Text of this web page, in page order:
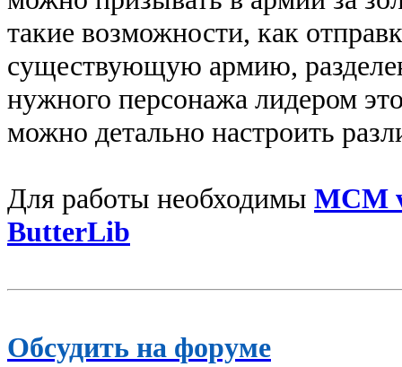
такие возможности, как
существующую армию,
нужного персонажа лидером
можно детально настроить
Для работы необходимы MCM
ButterLib
Обсудить на форуме